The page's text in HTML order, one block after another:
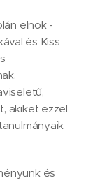
elnök -
és Kiss
akiket ezzel
és